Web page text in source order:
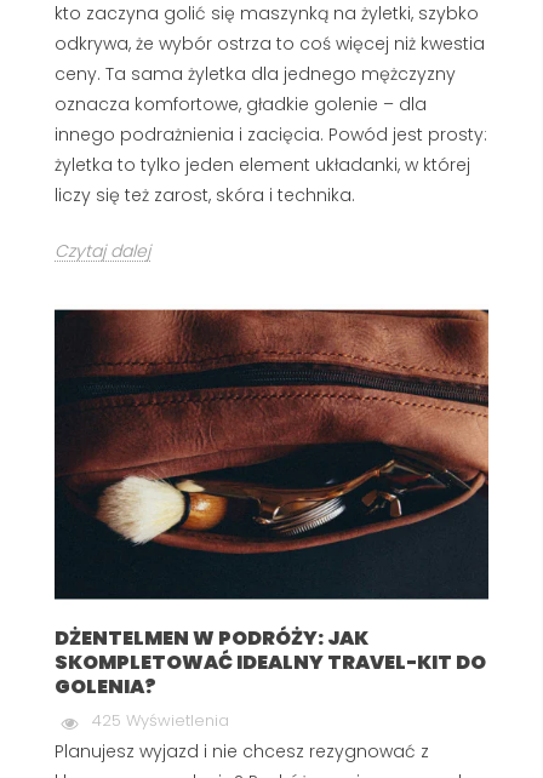
kto zaczyna golić się maszynką na żyletki, szybko
odkrywa, że wybór ostrza to coś więcej niż kwestia
ceny. Ta sama żyletka dla jednego mężczyzny
oznacza komfortowe, gładkie golenie – dla
innego podrażnienia i zacięcia. Powód jest prosty:
żyletka to tylko jeden element układanki, w której
liczy się też zarost, skóra i technika.
Czytaj dalej
DŻENTELMEN W PODRÓŻY: JAK
SKOMPLETOWAĆ IDEALNY TRAVEL-KIT DO
GOLENIA?
425 Wyświetlenia
Planujesz wyjazd i nie chcesz rezygnować z